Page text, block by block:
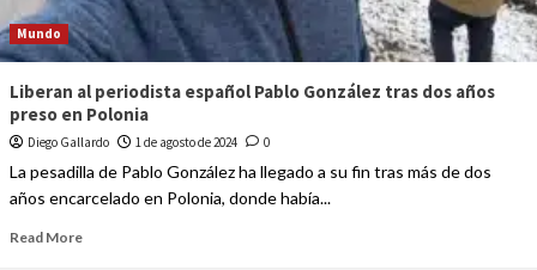
Mundo
Liberan al periodista español Pablo González tras dos años
preso en Polonia
Diego Gallardo 1 de agosto de 2024 0
La pesadilla de Pablo González ha llegado a su fin tras más de dos
años encarcelado en Polonia, donde había...
Read More